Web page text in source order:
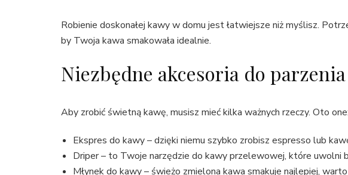
Robienie doskonałej kawy w domu jest łatwiejsze niż myślisz.
by Twoja kawa smakowała idealnie.
Niezbędne akcesoria do
Aby zrobić świetną kawę, musisz mieć kilka ważnych rzeczy. Oto one:
Ekspres do kawy – dzięki niemu szybko zrobisz espresso lub
Driper – to Twoje narzędzie do kawy przelewowej, które uwolni
Młynek do kawy – świeżo zmielona kawa smakuje najlepiej,